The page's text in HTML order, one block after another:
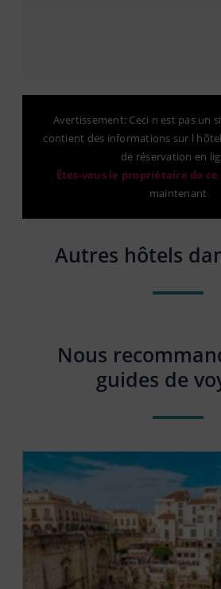
Avertissement: Ceci n est pas un
contient des informations sur l
de réservation en
Êtes-vous le propriétaire de ce
maintenant
Autres hôtels
Nous
guides de